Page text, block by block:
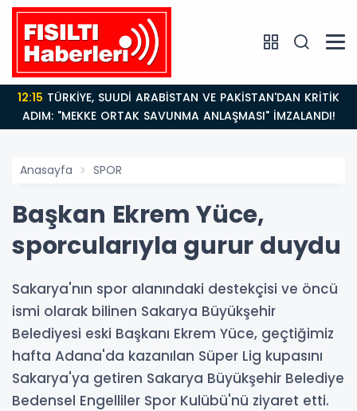
12:15
ADIM: "MEKKE ORTAK SAVUNMA ANLAŞMASI" İMZALANDI!
Anasayfa SPOR
Başkan Ekrem Yüce,
sporcularıyla gurur duydu
Sakarya'nın spor alanındaki destekçisi ve öncü
ismi olarak bilinen Sakarya Büyükşehir
Belediyesi eski Başkanı Ekrem Yüce, geçtiğimiz
hafta Adana'da kazanılan Süper Lig kupasını
Sakarya'ya getiren Sakarya Büyükşehir Belediye
Bedensel Engelliler Spor Kulübü'nü ziyaret etti.